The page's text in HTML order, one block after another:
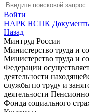
Войти
НАРК НСПК
Назад
Минтруд России
Министерство труда и
Министерство труда и
Федерации
деятельности
службы по труду и
деятельности
Фонда социального